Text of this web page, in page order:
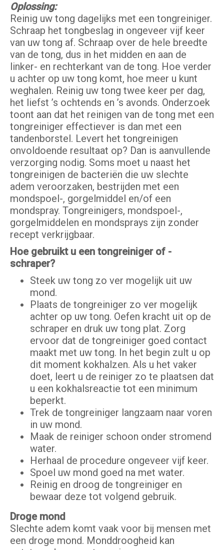
Oplossing:
Reinig uw tong dagelijks met een tongreiniger.
Schraap het tongbeslag in ongeveer vijf keer
van uw tong af. Schraap over de hele breedte
van de tong, dus in het midden en aan de
linker- en rechterkant van de tong. Hoe verder
u achter op uw tong komt, hoe meer u kunt
weghalen. Reinig uw tong twee keer per dag,
het liefst ’s ochtends en ’s avonds. Onderzoek
toont aan dat het reinigen van de tong met een
tongreiniger effectiever is dan met een
tandenborstel. Levert het tongreinigen
onvoldoende resultaat op? Dan is aanvullende
verzorging nodig. Soms moet u naast het
tongreinigen de bacteriën die uw slechte
adem veroorzaken, bestrijden met een
mondspoel-, gorgelmiddel en/of een
mondspray. Tongreinigers, mondspoel-,
gorgelmiddelen en mondsprays zijn zonder
recept verkrijgbaar.
Hoe gebruikt u een tongreiniger of -
schraper?
Steek uw tong zo ver mogelijk uit uw
mond.
Plaats de tongreiniger zo ver mogelijk
achter op uw tong. Oefen kracht uit op de
schraper en druk uw tong plat. Zorg
ervoor dat de tongreiniger goed contact
maakt met uw tong. In het begin zult u op
dit moment kokhalzen. Als u het vaker
doet, leert u de reiniger zo te plaatsen dat
u een kokhalsreactie tot een minimum
beperkt.
Trek de tongreiniger langzaam naar voren
in uw mond.
Maak de reiniger schoon onder stromend
water.
Herhaal de procedure ongeveer vijf keer.
Spoel uw mond goed na met water.
Reinig en droog de tongreiniger en
bewaar deze tot volgend gebruik.
Droge mond
Slechte adem komt vaak voor bij mensen met
een droge mond. Monddroogheid kan